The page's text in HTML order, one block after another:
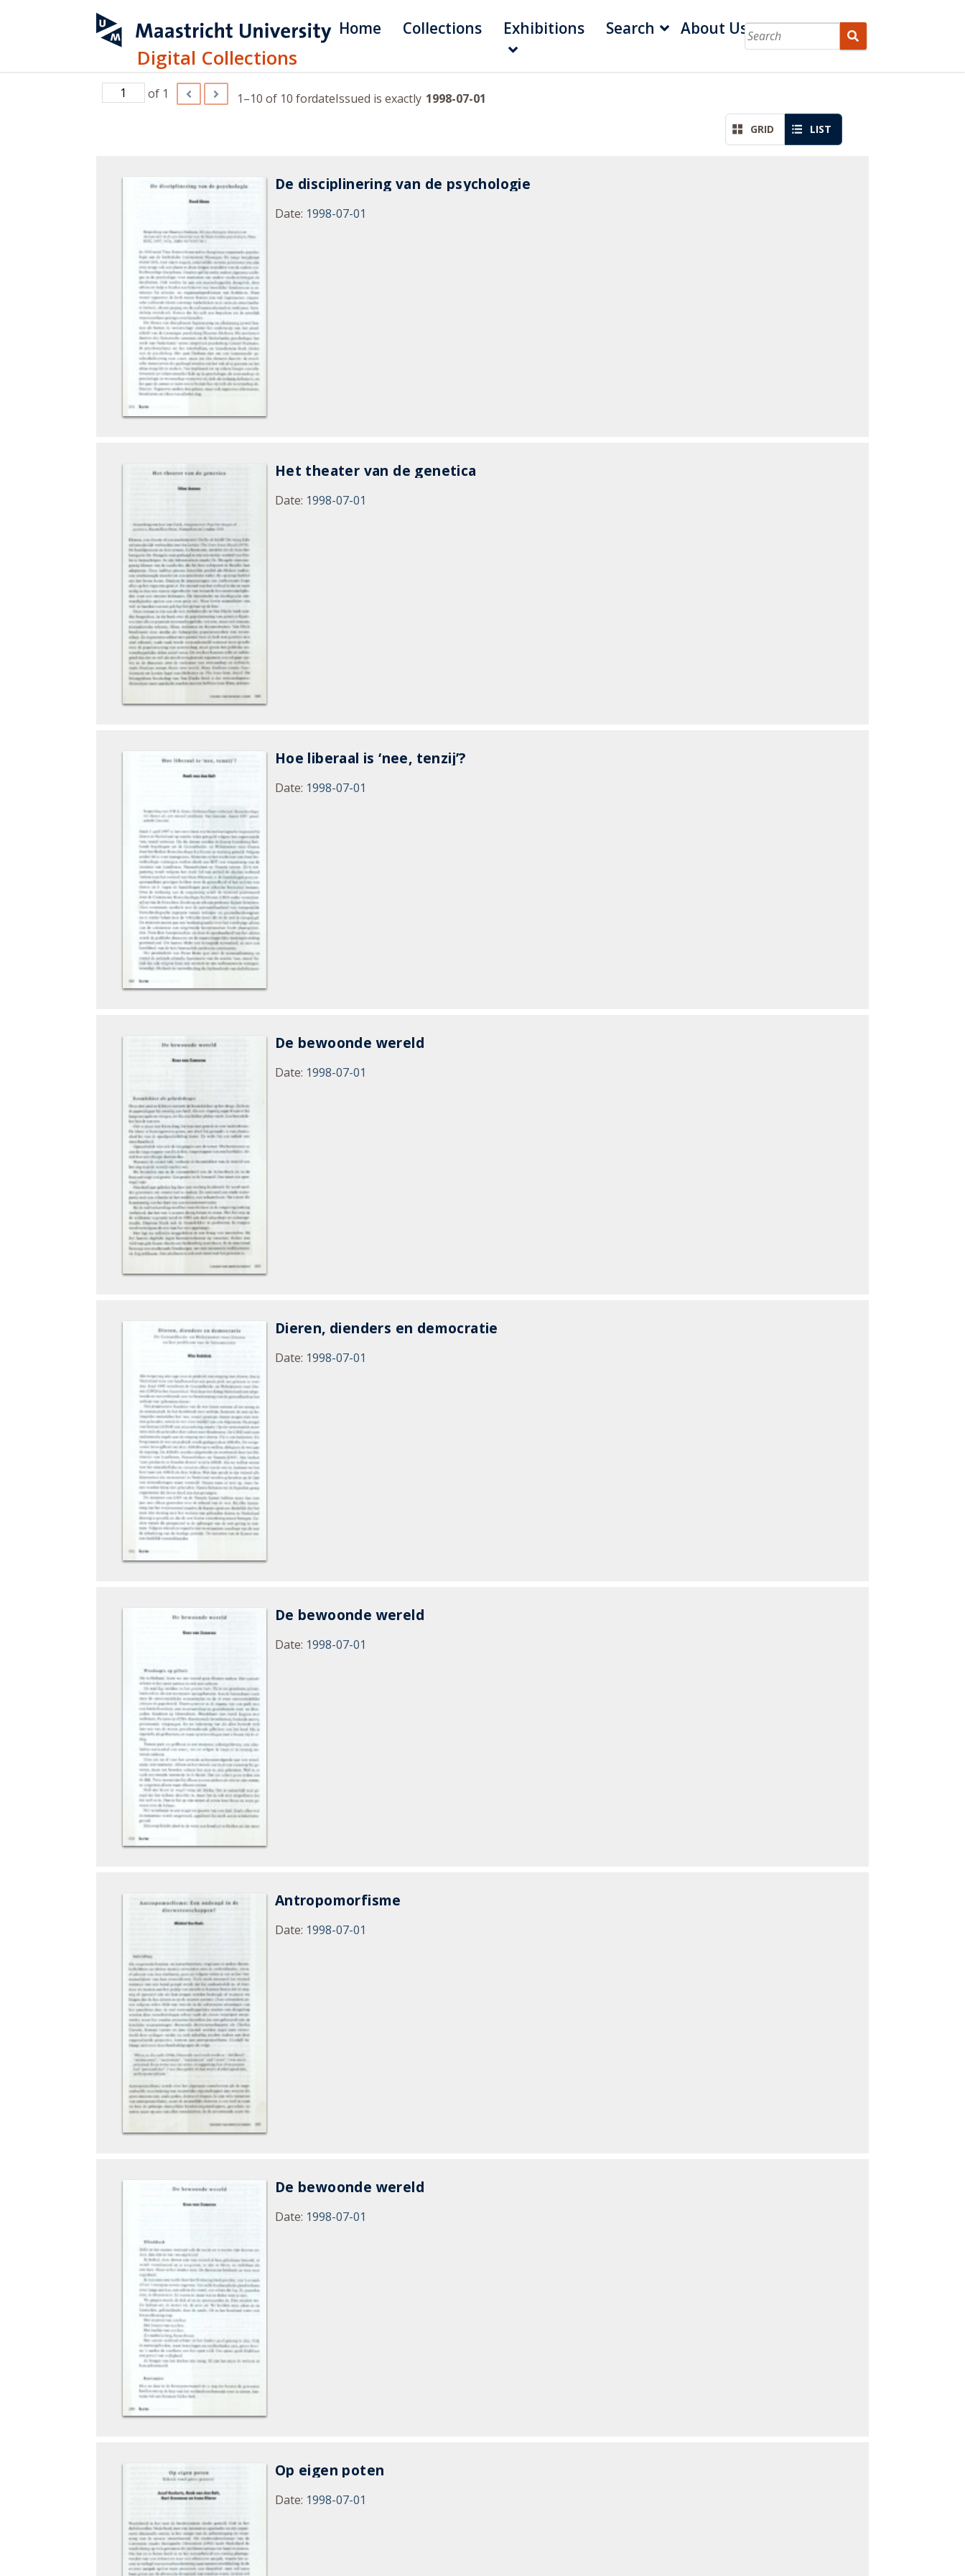
Digital Collections
Home Collections Exhibitions Search About Us
of 1 1–10 of 10 fordateIssued is exactly 1998-07-01
GRID LIST
De disciplinering van de psychologie
Date: 1998-07-01
Het theater van de genetica
Date: 1998-07-01
Hoe liberaal is ‘nee, tenzij’?
Date: 1998-07-01
De bewoonde wereld
Date: 1998-07-01
Dieren, dienders en democratie
Date: 1998-07-01
De bewoonde wereld
Date: 1998-07-01
Antropomorfisme
Date: 1998-07-01
De bewoonde wereld
Date: 1998-07-01
Op eigen poten
Date: 1998-07-01